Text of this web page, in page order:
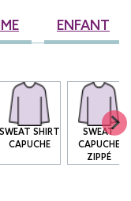
ENFANT
SWEAT SHIRT
CAPUCHE
SWEAT
CAPUCHE
ZIPPÉ